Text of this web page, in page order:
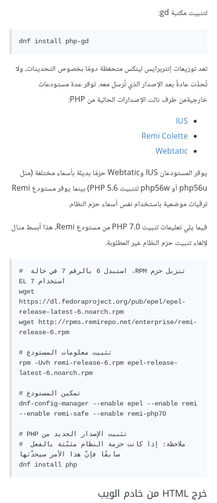
لتثبيت مكتبة gd:
تعد توزيعات إنتربرايس لينكس متحفظة دومًا بخصوص التحديثات، ولا
تُحدَّث عادةً بعد الإصدار الذي تُرسل معه. توفر عدة مستودعات
خارجيةمن طرف ثالث الإصدارات الحالية من PHP:
IUS
Remi Colette
Webtatic
يوفر المستودعان IUS وWebtatic حزمًا بديلة بأسماء مختلفة (مثل
php56u أو php56w لتثبيت PHP 5.6) بينما يوفر مستودع Remi
ترقيات موضعية باستخدام نفس أسماء حزم النظام.
فيما يلي تعليمات تثبيت PHP 7.0 من مستودع Remi، هذا أبسط مثال
لإلغاء تثبيت حزم النظام غير المطلوبة.
# ‫تنزيل حزم RPM، استبدل 6 بالرقم 7 في حالة
استخدام EL 7
wget
https://dl.fedoraproject.org/pub/epel/epel-
release-latest-6.noarch.rpm
wget http://rpms.remirepo.net/enterprise/remi-
release-6.rpm
# تثبيت معلومات المستودع
rpm -Uvh remi-release-6.rpm epel-release-
latest-6.noarch.rpm
# تمكين المستودع
dnf-config-manager --enable epel --enable remi
--enable remi-safe --enable remi-php70
# ‫تثبيت الإصدار الجديد من PHP
# ملاحظة: إذا كانت حزمة النظام مثبّتة بالفعل
سابقًا فإنّ هذا الأمر سيحدّثها
خرج HTML من خادم الويب